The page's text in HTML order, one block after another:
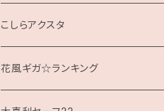
クッション
こしらアクスタ
花風ギガ☆ランキング